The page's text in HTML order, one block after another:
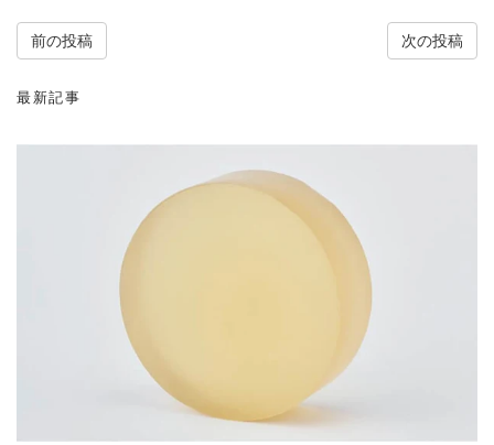
前の投稿 次の投稿
最新記事